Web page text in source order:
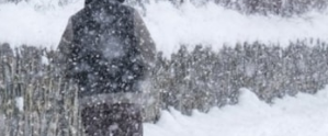
Şırnak'ın
oldu. Kar,
zorluk yaşattı.